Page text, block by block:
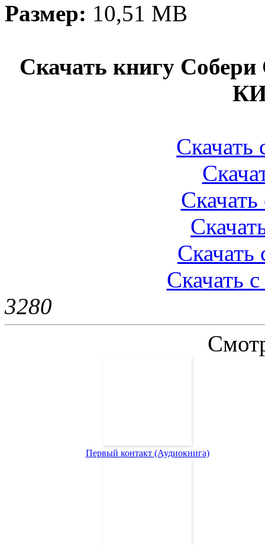
Размер: 10,51 MB
Скачать книгу
Скачать
Скачать
Скачать
3280
Первый контакт (Аудиокнига)